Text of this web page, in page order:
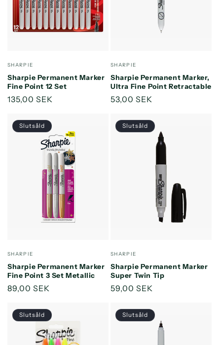
Säljare:
SHARPIE
Sharpie Permanent Marker
Fine Point 12 Set
Ordinarie
135,00 SEK
Säljare:
SHARPIE
Sharpie Permanent Marker,
Ultra Fine Point Retractable
Ordinarie
53,00 SEK
Slutsåld
Säljare:
SHARPIE
Sharpie Permanent Marker
Fine Point 3 Set Metallic
Ordinarie
89,00 SEK
Slutsåld
Säljare:
SHARPIE
Sharpie Permanent Marker
Super Twin Tip
Ordinarie
59,00 SEK
Slutsåld Slutsåld